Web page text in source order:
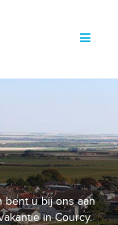
bent u bij ons aan
in Courcy.